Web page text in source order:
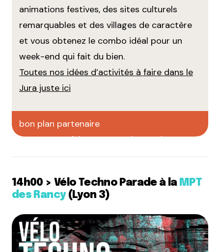
animations festives, des sites culturels
remarquables et des villages de caractère
et vous obtenez le combo idéal pour un
week-end qui fait du bien.
Toutes nos idées d’activités à faire dans le
Jura juste ici
bon plan partenaire
faites votre pub sur CityCrunch
14h00 > Vélo Techno Parade à la MPT
des Rancy(Lyon 3)